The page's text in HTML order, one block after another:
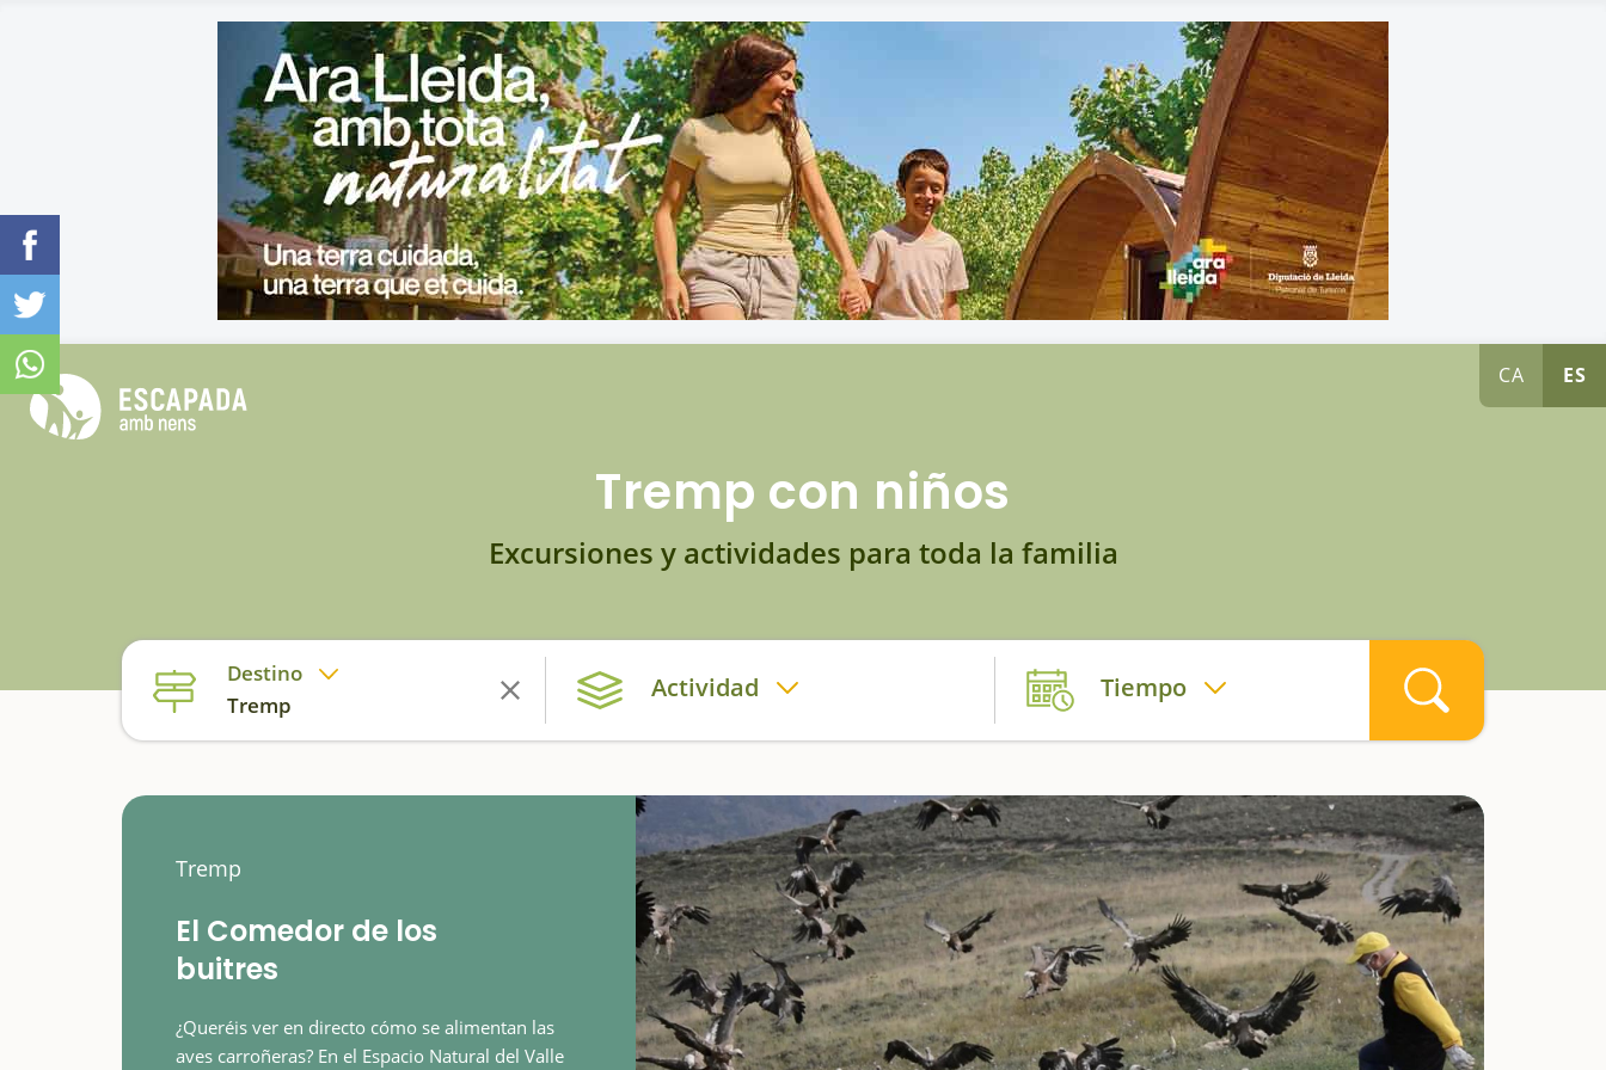
CA ES
Tremp con niños
Excursiones y actividades para toda la familia
Destino
Tremp
Actividad Tiempo
Tremp
El Comedor de los
buitres
¿Queréis ver en directo cómo se alimentan las
aves carroñeras? En el Espacio Natural del Valle